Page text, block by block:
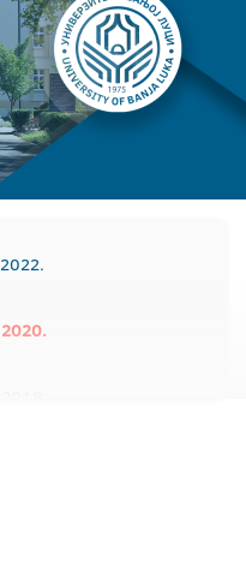
2022.
2020.